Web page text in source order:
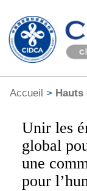
Accueil > Hauts
Unir les
global
une
pour